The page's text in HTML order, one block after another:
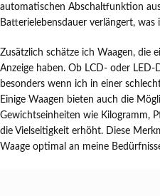
automatischen Abschaltfunktion
Batterielebensdauer verlängert,
Zusätzlich schätze ich Waagen, die
Anzeige haben. Ob LCD- oder
besonders wenn ich in einer
Einige Waagen bieten auch die
Gewichtseinheiten wie Kilogramm,
die Vielseitigkeit erhöht. Diese
Waage optimal an meine